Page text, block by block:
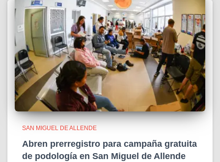
SAN MIGUEL DE ALLENDE
Abren prerregistro para campaña gratuita
de podología en San Miguel de Allende